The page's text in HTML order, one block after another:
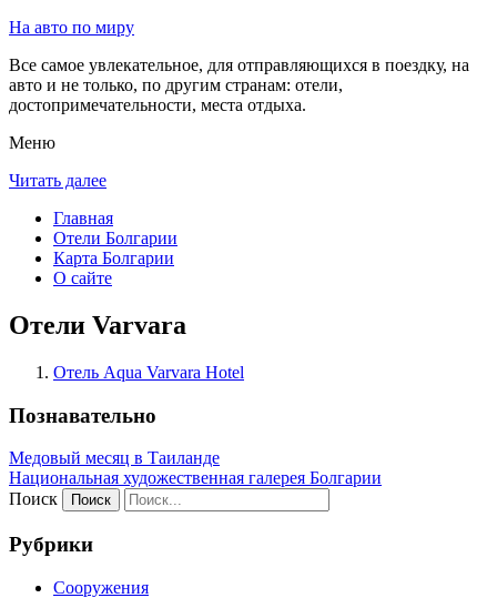
На авто по миру
Все самое увлекательное, для отправляющихся в поездку, на
авто и не только, по другим странам: отели,
достопримечательности, места отдыха.
Меню
Читать далее
Главная
Отели Болгарии
Карта Болгарии
О сайте
Отели Varvara
Отель Aqua Varvara Hotel
Познавательно
Медовый месяц в Таиланде
Национальная художественная галерея Болгарии
Поиск
Рубрики
Сооружения